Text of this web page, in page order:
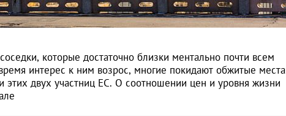
которые достаточно близки ментально почти всем
интерес к ним возрос, многие покидают обжитые места
этих двух участниц ЕС. О соотношении цен и уровня жизни